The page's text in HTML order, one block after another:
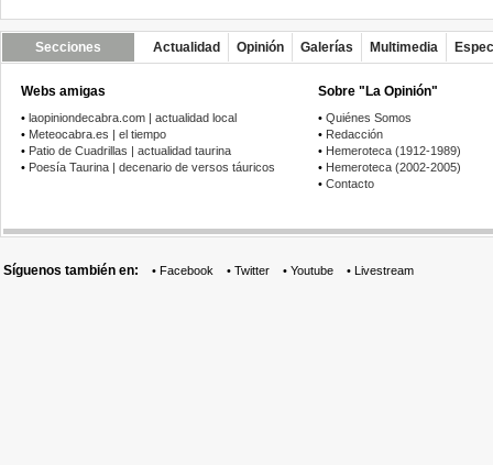
Secciones Actualidad Opinión Galerías Multimedia
Webs amigas
• laopiniondecabra.com | actualidad local
• Meteocabra.es | el tiempo
• Patio de Cuadrillas | actualidad taurina
• Poesía Taurina | decenario de versos táuricos
Sobre "La Opinión"
• Quiénes Somos
• Redacción
• Hemeroteca (1912-1989)
• Hemeroteca (2002-2005)
• Contacto
Síguenos también en: • Facebook • Twitter • Youtube • Livestream